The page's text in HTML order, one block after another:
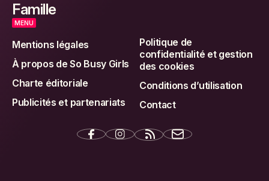
Famille
MENU
Mentions légales
À propos de So Busy Girls
Charte éditoriale
Publicités et partenariats
Politique de
confidentialité et gestion
des cookies
Conditions d’utilisation
Contact